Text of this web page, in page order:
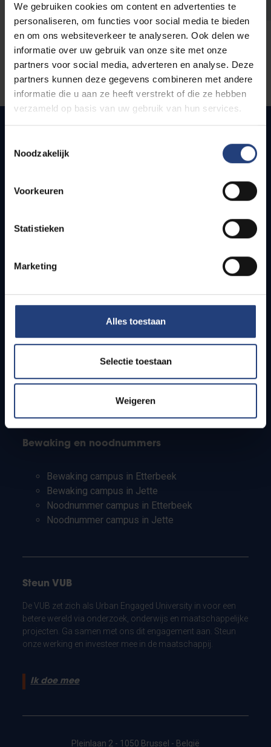
We gebruiken cookies om content en advertenties te
personaliseren, om functies voor social media te bieden
en om ons websiteverkeer te analyseren. Ook delen we
informatie over uw gebruik van onze site met onze
partners voor social media, adverteren en analyse. Deze
partners kunnen deze gegevens combineren met andere
informatie die u aan ze heeft verstrekt of die ze hebben
verzameld op basis van uw gebruik van hun services.
Noodzakelijk
Voorkeuren
Statistieken
Marketing
Alles toestaan
Selectie toestaan
Weigeren
Snel naar
Bereikbaarheid
Studenten
PhD-studenten
Leerkrachten en secundaire scholen
Bewaking en noodnummers
Bewaking campus in Etterbeek
Bewaking campus in Jette
Noodnummer campus in Etterbeek
Noodnummer campus in Jette
Steun VUB
De VUB zet zich als Urban Engaged University in voor een
betere wereld via onderzoek, onderwijs en maatschappelijke
projecten. Ga samen met ons dit engagement aan. Steun
onze werking en investeer mee in de maatschappij.
Ik doe mee
Pleinlaan 2 - 1050 Brussel - België